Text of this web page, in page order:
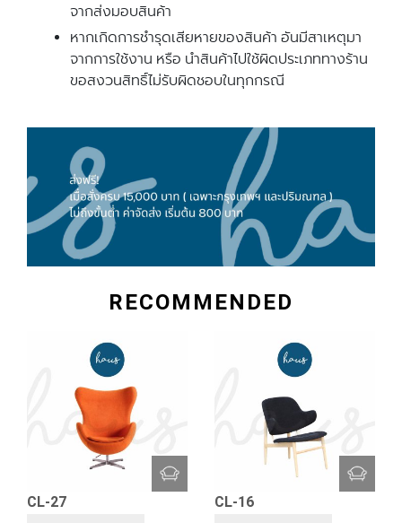
จากส่งมอบสินค้า
หากเกิดการชํารุดเสียหายของสินค้า อันมีสาเหตุมา
จากการใช้งาน หรือ นําสินค้าไปใช้ผิดประเภททางร้าน
ขอสงวนสิทธิ์ไม่รับผิดชอบในทุกกรณี
RECOMMENDED
CL-27 CL-16